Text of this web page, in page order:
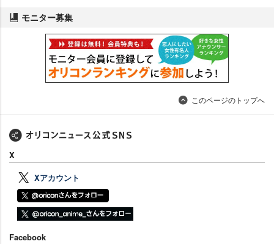
モニター募集
このページのトップへ
X
Xアカウント
Facebook